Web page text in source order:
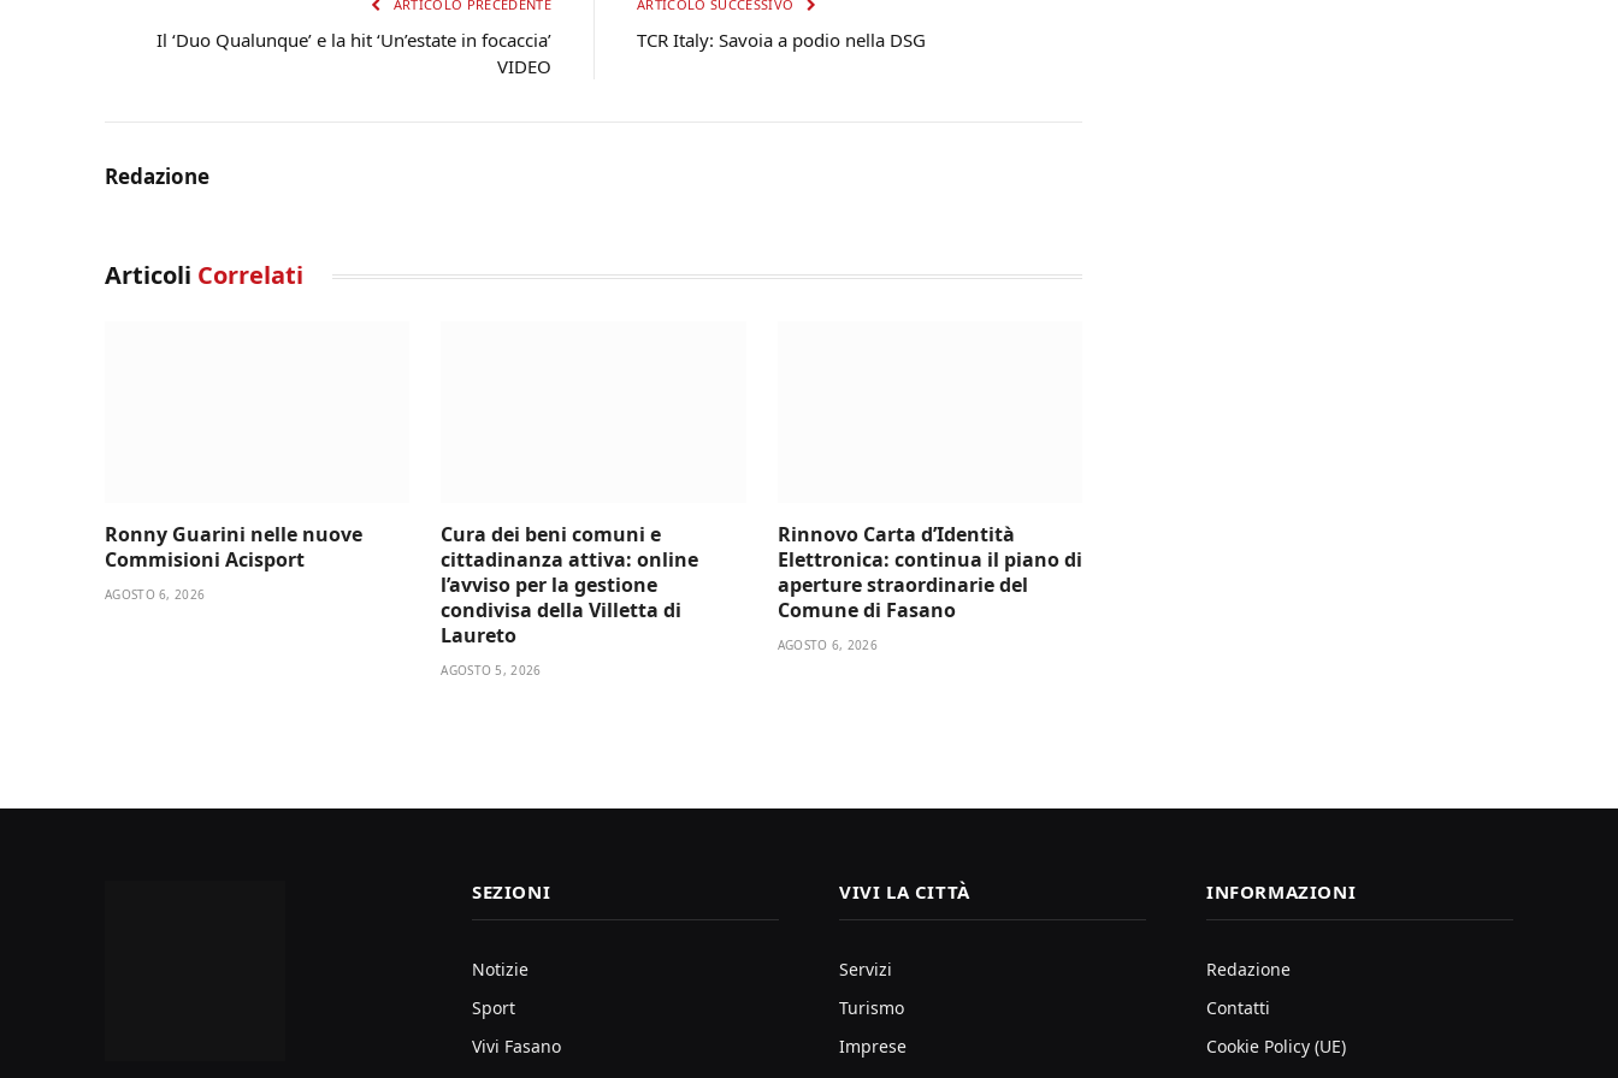
ARTICOLO PRECEDENTE
Il ‘Duo Qualunque’ e la hit ‘Un’estate in focaccia’
VIDEO
ARTICOLO SUCCESSIVO
TCR Italy: Savoia a podio nella DSG
Redazione
Articoli Correlati
Ronny Guarini nelle nuove
Commisioni Acisport
AGOSTO 6, 2026
Cura dei beni comuni e
cittadinanza attiva: online
l’avviso per la gestione
condivisa della Villetta di
Laureto
AGOSTO 5, 2026
Rinnovo Carta d’Identità
Elettronica: continua il piano di
aperture straordinarie del
Comune di Fasano
AGOSTO 6, 2026
SEZIONI
Notizie
Sport
Vivi Fasano
VIVI LA CITTÀ
Servizi
Turismo
Imprese
INFORMAZIONI
Redazione
Contatti
Cookie Policy (UE)